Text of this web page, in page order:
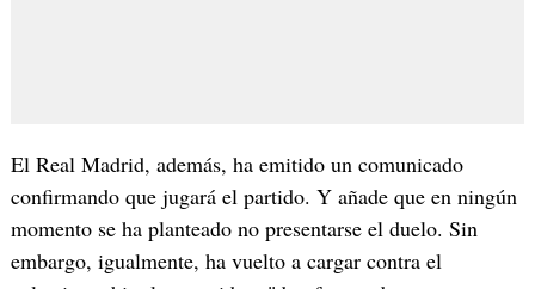
El Real Madrid, además, ha emitido un comunicado
confirmando que jugará el partido. Y añade que en ningún
momento se ha planteado no presentarse el duelo. Sin
embargo, igualmente, ha vuelto a cargar contra el